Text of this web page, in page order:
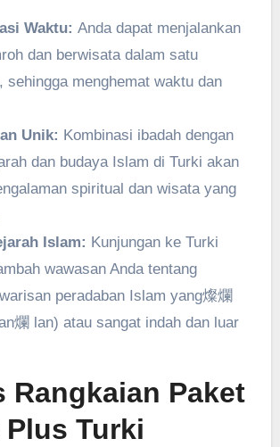
Waktu: Anda dapat menjalankan
dan berwisata dalam satu
sehingga menghemat waktu dan
Unik: Kombinasi ibadah dengan
dan budaya Islam di Turki akan
spiritual dan wisata yang
Islam: Kunjungan ke Turki
wawasan Anda tentang
peradaban Islam yang燦爛
爛 lan) atau sangat indah dan luar
Rangkaian Paket
Plus Turki